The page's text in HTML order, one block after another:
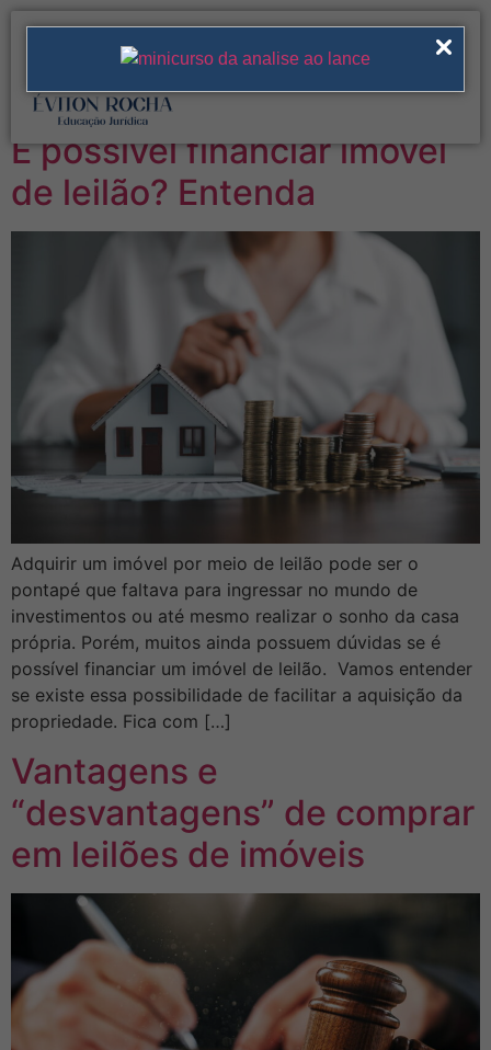
Tag:parcelamento
de arrematacao
É possível financiar imóvel
de leilão? Entenda
Adquirir um imóvel por meio de leilão pode ser o
pontapé que faltava para ingressar no mundo de
investimentos ou até mesmo realizar o sonho da casa
própria. Porém, muitos ainda possuem dúvidas se é
possível financiar um imóvel de leilão. Vamos entender
se existe essa possibilidade de facilitar a aquisição da
propriedade. Fica com […]
Vantagens e
“desvantagens” de comprar
em leilões de imóveis